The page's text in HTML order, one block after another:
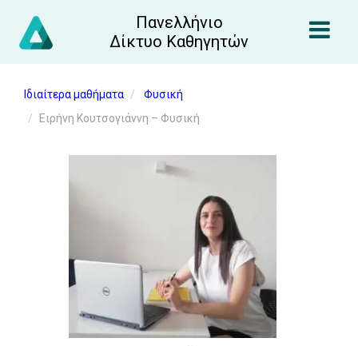
Πανελλήνιο
Δίκτυο Καθηγητών
Ιδιαίτερα μαθήματα
Φυσική
Ειρήνη Κουτσογιάννη – Φυσική